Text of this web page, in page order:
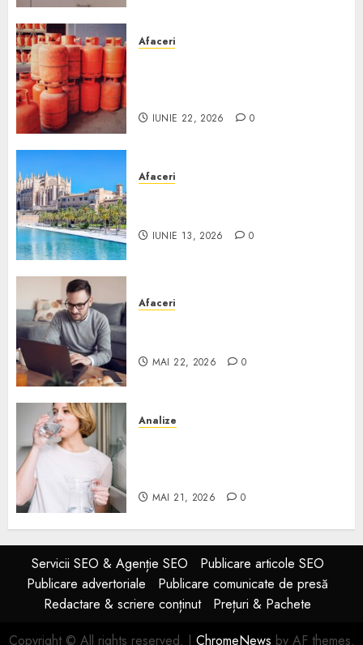
Afaceri
IUNIE 22, 2026 0
Afaceri
IUNIE 13, 2026 0
Afaceri
MAI 22, 2026 0
Analize
MAI 21, 2026 0
Servicii SEO & Agenție SEO
Publicare articole SEO
Publicare advertoriale
Publicare comunicate de presă
Redactare & scriere conținut
Prețuri & Pachete
Copyright © All rights reserved. | ChromeNews by AF themes.